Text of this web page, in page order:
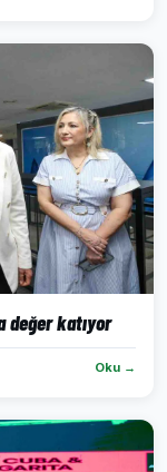
değer katıyor
Oku →